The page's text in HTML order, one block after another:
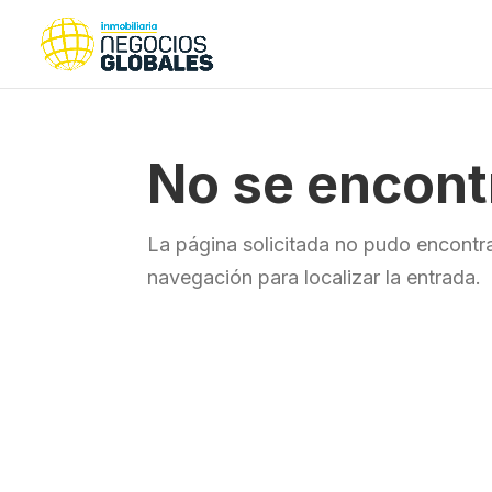
No se
La página solicitada no pudo
navegación para localizar la entrada.